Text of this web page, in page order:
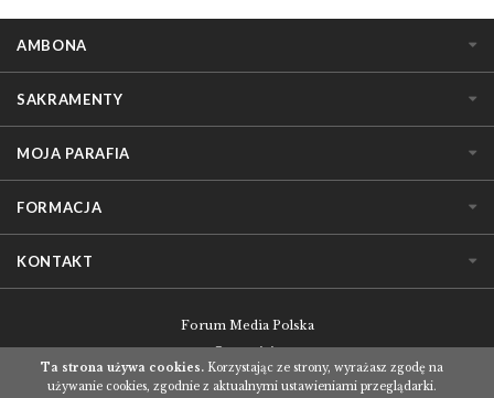
AMBONA
SAKRAMENTY
MOJA PARAFIA
FORMACJA
KONTAKT
Forum Media Polska
O serwisie
Regulamin korzystania z serwisu
Ta strona używa cookies.Korzystając ze strony, wyrażasz zgodę na
używanie cookies, zgodnie z aktualnymi ustawieniami przeglądarki.